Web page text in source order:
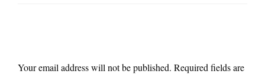
Your email address will not be published. Required fields are